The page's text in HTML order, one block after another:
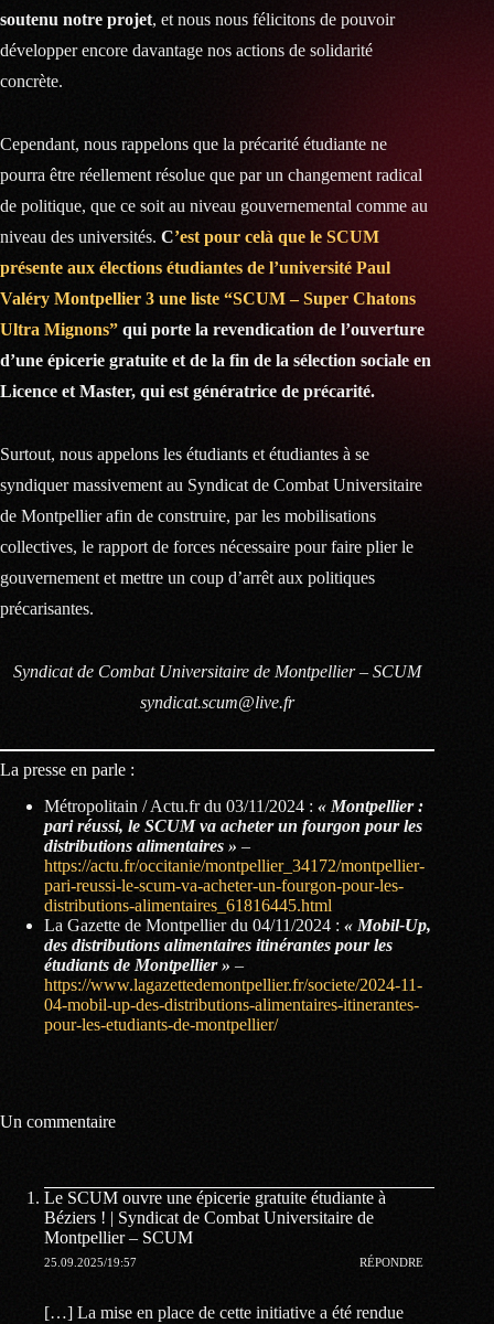
soutenu notre projet, et nous nous félicitons de pouvoir
développer encore davantage nos actions de solidarité
concrète.
Cependant, nous rappelons que la précarité étudiante ne
pourra être réellement résolue que par un changement radical
de politique, que ce soit au niveau gouvernemental comme au
niveau des universités. C’est pour celà que le SCUM
présente aux élections étudiantes de l’université Paul
Valéry Montpellier 3 une liste “SCUM – Super Chatons
Ultra Mignons” qui porte la revendication de l’ouverture
d’une épicerie gratuite et de la fin de la sélection sociale en
Licence et Master, qui est génératrice de précarité.
Surtout, nous appelons les étudiants et étudiantes à se
syndiquer massivement au Syndicat de Combat Universitaire
de Montpellier afin de construire, par les mobilisations
collectives, le rapport de forces nécessaire pour faire plier le
gouvernement et mettre un coup d’arrêt aux politiques
précarisantes.
Syndicat de Combat Universitaire de Montpellier – SCUM
syndicat.scum@live.fr
La presse en parle :
Métropolitain / Actu.fr du 03/11/2024 : « Montpellier :
pari réussi, le SCUM va acheter un fourgon pour les
distributions alimentaires » –
https://actu.fr/occitanie/montpellier_34172/montpellier-
pari-reussi-le-scum-va-acheter-un-fourgon-pour-les-
distributions-alimentaires_61816445.html
La Gazette de Montpellier du 04/11/2024 : « Mobil-Up,
des distributions alimentaires itinérantes pour les
étudiants de Montpellier » –
https://www.lagazettedemontpellier.fr/societe/2024-11-
04-mobil-up-des-distributions-alimentaires-itinerantes-
pour-les-etudiants-de-montpellier/
Un commentaire
Le SCUM ouvre une épicerie gratuite étudiante à
Béziers ! | Syndicat de Combat Universitaire de
Montpellier – SCUM
25.09.2025/19:57 RÉPONDRE
[…] La mise en place de cette initiative a été rendue